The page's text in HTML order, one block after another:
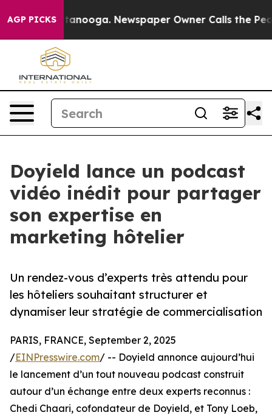
AGP PICKS
in Chattanooga. Newspaper Owner Calls the
Doyield lance un podcast
vidéo inédit pour partager
son expertise en
marketing hôtelier
Un rendez-vous d’experts très attendu pour
les hôteliers souhaitant structurer et
dynamiser leur stratégie de commercialisation
PARIS, FRANCE, September 2, 2025
/EINPresswire.com/ -- Doyield annonce aujourd’hui
le lancement d’un tout nouveau podcast construit
autour d’un échange entre deux experts reconnus :
Chedi Chaari, cofondateur de Doyield, et Tony Loeb,